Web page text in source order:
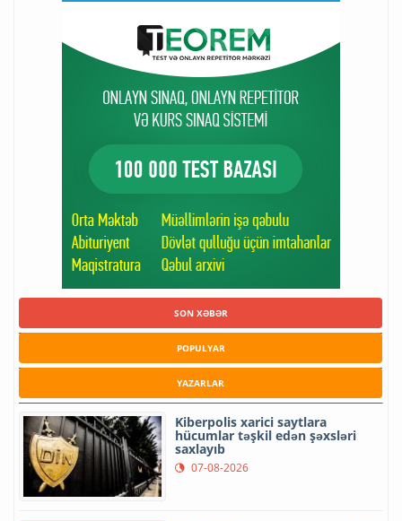
SON XƏBƏR
POPULYAR
YAZARLAR
Kiberpolis xarici saytlara
hücumlar təşkil edən şəxsləri
saxlayıb
07-08-2026